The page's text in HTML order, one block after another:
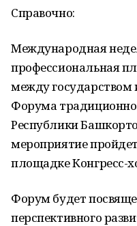
Справочно:
Международная
профессиональная
между государством
Форума традиционно
Республики
мероприятие
площадке Конгресс-
Форум будет
перспективного